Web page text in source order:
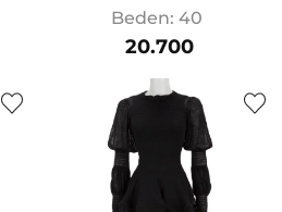
Beden: 40
20.700